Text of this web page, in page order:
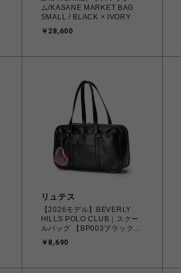
ム/KASANE MARKET BAG
SMALL / BLACK × IVORY
￥28,600
リュテス
【2026モデル】BEVERLY
HILLS POLO CLUB｜スクー
ルバッグ 【BP003ブラック】
BP003（ステラシリーズ・2
層式）
￥8,690